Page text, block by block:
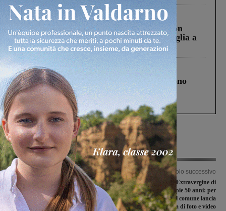
Cronaca 3 Agosto 2026
Scomparso da una struttura di Castiglion
Fiorentino l’uomo che aveva ucciso la figlia a
Levane nel 2020
Cronaca 4 Agosto 2026
Un anno fa la strage in A1 in cui morirono
Gianni, Giulia e Franco. Lo schianto, il
processo, lo stop ai sorpassi fra tir....
Articolo precedente
Fine settimana con una vittoria
all’overtime e una sconfitta per le
valdarnesi di serie C
Articolo successivo
La Rassegna dell’Extravergine di
Reggello compie 50 anni: per
ripercorrere la storia, il comune lancia
una raccolta di foto e video